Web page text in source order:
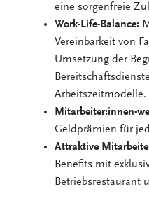
eine sorgenfreie
Work-Life-Balance:
Vereinbarkeit von
Umsetzung der
Arbeitszeitmodelle.
Mitarbeiter:innen-
Geldprämien für
Attraktive
Benefits mit
Betriebsrestaurant